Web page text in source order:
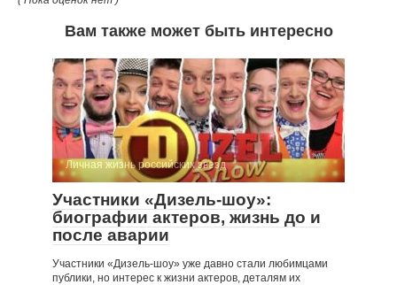
Вам также может быть интересно
Личная жизнь российских звезд
Участники «Дизель-шоу»:
биографии актеров, жизнь до и
после аварии
Участники «Дизель-шоу» уже давно стали любимцами
публики, но интерес к жизни актеров, деталям их